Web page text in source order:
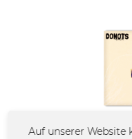
Auf unserer Website